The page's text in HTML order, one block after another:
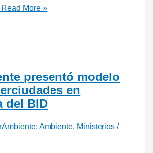
Read More »
presentó modelo
en
del BID
Ambiente, Ministerios /